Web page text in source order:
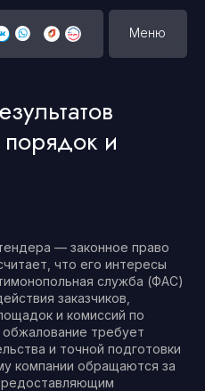
Меню
и
— законное право
что его интересы
служба (ФАС)
заказчиков,
и комиссий по
требует
и точной подготовки
компании обращаются за